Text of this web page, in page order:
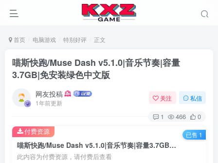
首页 电脑游戏 特别好评 正文
喵斯快跑/Muse Dash v5.1.0|音乐节奏|容量
3.7GB|免安装绿色中文版
网友投稿
1年前更新
关注 私信
1 466 0
喵斯快跑/Muse Dash v5.1.0|音乐节奏|容量3.7GB|免安装绿色中文版
此内容为付费资源，请付费后查看
付费资源 已售 1